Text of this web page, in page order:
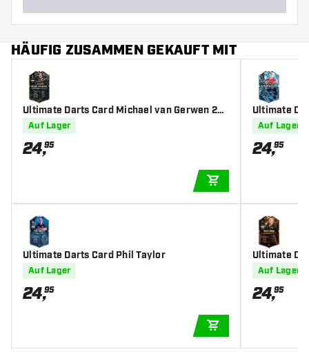
HÄUFIG ZUSAMMEN GEKAUFT MIT
Ultimate Darts Card Michael van Gerwen 20
25
Auf Lager
24,95
Ultimate Darts Card Phil Taylor
Auf Lager
24,95
Ultimate
Auf Lager
24,95
Ultimate
Auf Lager
24,95